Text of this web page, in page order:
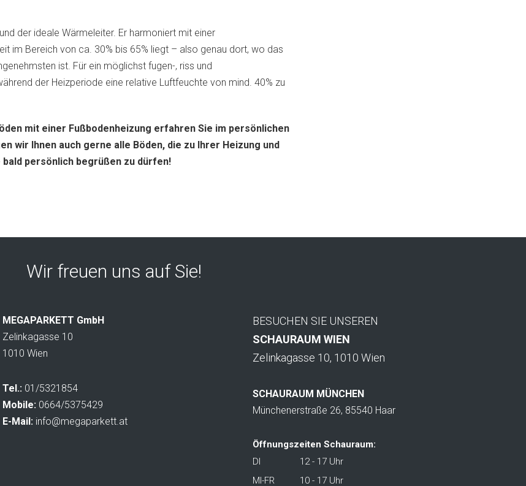
der ideale Wärmeleiter. Er harmoniert mit einer
im Bereich von ca. 30% bis 65% liegt – also genau dort, wo das
ist. Für ein möglichst fugen-, riss und
der Heizperiode eine relative Luftfeuchte von mind. 40% zu
mit einer Fußbodenheizung erfahren Sie im persönlichen
wir Ihnen auch gerne alle Böden, die zu Ihrer Heizung und
persönlich begrüßen zu dürfen!
Wir freuen uns auf Sie!
MEGAPARKETT GmbH
Zelinkagasse 10
1010 Wien
Tel.: 01/5321854
Mobile: 0664/5375429
E-Mail: info@megaparkett.at
BESUCHEN SIE UNSEREN
SCHAURAUM WIEN
Zelinkagasse 10, 1010 Wien
SCHAURAUM MÜNCHEN
Münchenerstraße 26, 85540 Haar
Öffnungszeiten Schauraum:
DI
12 - 17 Uhr
MI-FR
10 - 17 Uhr